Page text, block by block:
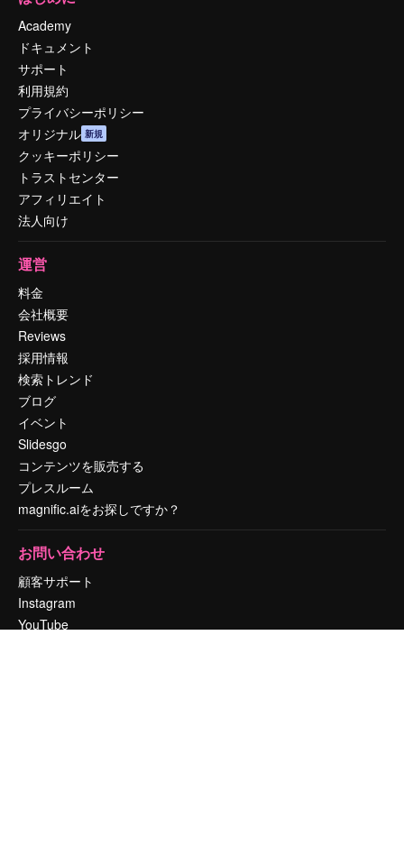
Academy
ドキュメント
サポート
利用規約
プライバシーポリシー
オリジナル 新規
クッキーポリシー
トラストセンター
アフィリエイト
法人向け
運営
料金
会社概要
Reviews
採用情報
検索トレンド
ブログ
イベント
Slidesgo
コンテンツを販売する
プレスルーム
magnific.aiをお探しですか？
お問い合わせ
顧客サポート
Instagram
YouTube